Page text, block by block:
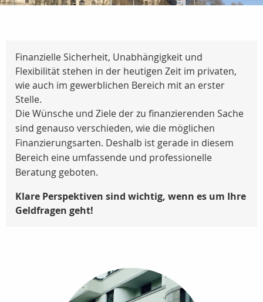
Finanzielle Sicherheit, Unabhängigkeit und
Flexibilität stehen in der heutigen Zeit im privaten,
wie auch im gewerblichen Bereich mit an erster
Stelle.
Die Wünsche und Ziele der zu finanzierenden Sache
sind genauso verschieden, wie die möglichen
Finanzierungsarten. Deshalb ist gerade in diesem
Bereich eine umfassende und professionelle
Beratung geboten.
Klare Perspektiven sind wichtig, wenn es um Ihre
Geldfragen geht!